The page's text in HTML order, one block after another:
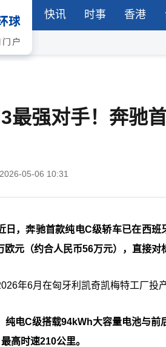
快讯 时事 香港
最强对手！奔驰
05-06 10:31
日，奔驰首款纯电C级轿车已在西
欧元（约合人民币56万元），直接对
年6月在匈牙利凯奇凯梅特工厂投
纯电C级搭载94kWh大容量电池与
高时速210公里。